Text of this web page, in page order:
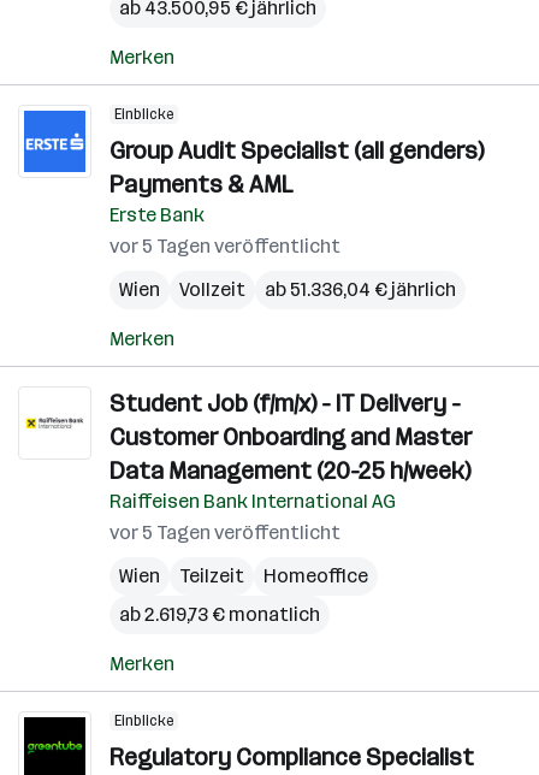
ab 43.500,95 € jährlich
Merken
Einblicke
Group Audit Specialist (all genders)
Payments & AML
Erste Bank
vor 5 Tagen veröffentlicht
Wien
Vollzeit ab 51.336,04 € jährlich
Merken
Student Job (f/m/x) - IT Delivery -
Customer Onboarding and Master
Data Management (20-25 h/week)
Raiffeisen Bank International AG
vor 5 Tagen veröffentlicht
Wien
Teilzeit
Homeoffice
ab 2.619,73 € monatlich
Merken
Einblicke
Regulatory Compliance Specialist